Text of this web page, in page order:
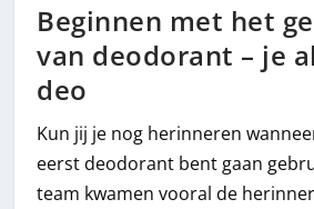
Beginnen met het
van deodorant – je
deo
Kun jij je nog herinneren
eerst deodorant bent gaan
team kwamen vooral de